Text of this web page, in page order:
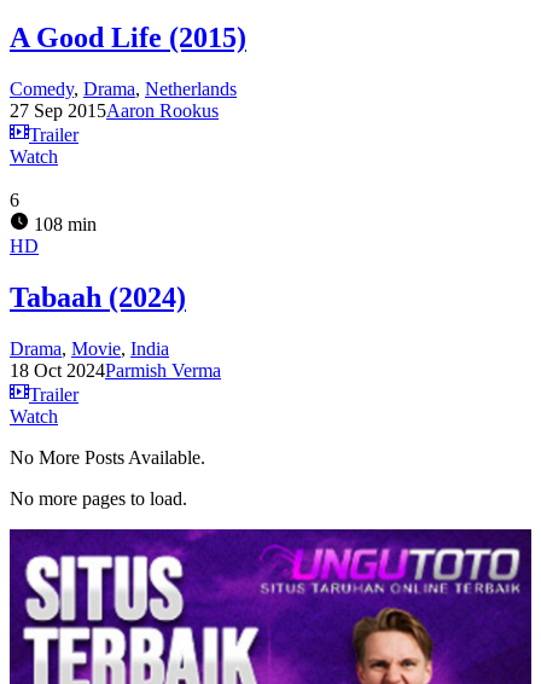
A Good Life (2015)
Comedy, Drama, Netherlands
27 Sep 2015Aaron Rookus
Trailer
Watch
6
108 min
HD
Tabaah (2024)
Drama, Movie, India
18 Oct 2024Parmish Verma
Trailer
Watch
No More Posts Available.
No more pages to load.